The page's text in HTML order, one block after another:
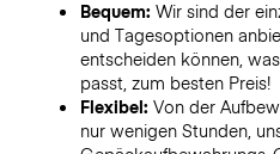
Bequem: Wir sind der
und Tagesoptionen
entscheiden können,
passt, zum besten Preis!
Flexibel: Von der
nur wenigen Stunden,